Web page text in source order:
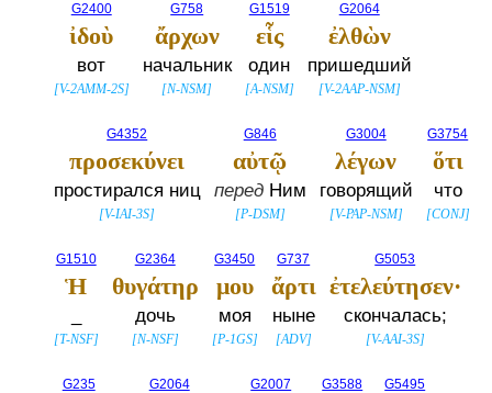
G2400
ἰδοὺ
вот
[V-2AMM-2S]
G758
ἄρχων
начальник
[N-NSM]
G1519
εἷς
один
[A-NSM]
G2064
ἐλθὼν
пришедший
[V-2AAP-NSM]
G4352
προσεκύνει
простирался ниц
[V-IAI-3S]
G846
αὐτῷ
передНим
[P-DSM]
G3004
λέγων
говорящий
[V-PAP-NSM]
G3754
ὅτι
что
[CONJ]
G1510
Ἡ
[T-NSF]
G2364
θυγάτηρ
дочь
[N-NSF]
G3450
μου
моя
[P-1GS]
G737
ἄρτι
ныне
[ADV]
G5053
ἐτελεύτησεν·
скончалась;
[V-AAI-3S]
G235 G2064 G2007 G3588 G5495